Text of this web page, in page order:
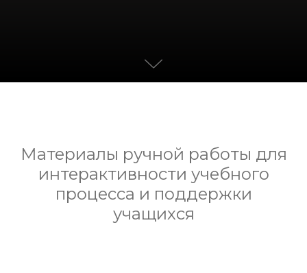
Материалы ручной работы для
интерактивности учебного
процесса и поддержки
учащихся